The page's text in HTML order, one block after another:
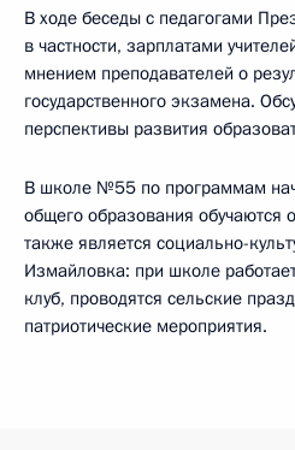
В ходе беседы с педагогами
в частности, зарплатами
мнением преподавателей о
государственного экзамена.
перспективы развития
В школе №55 по программам
общего образования обучаются
также является социально-
Измайловка: при школе
клуб, проводятся сельские
патриотические мероприятия.